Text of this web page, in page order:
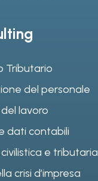
Tributario
del personale
lavoro
dati contabili
e tributaria
crisi d’impresa